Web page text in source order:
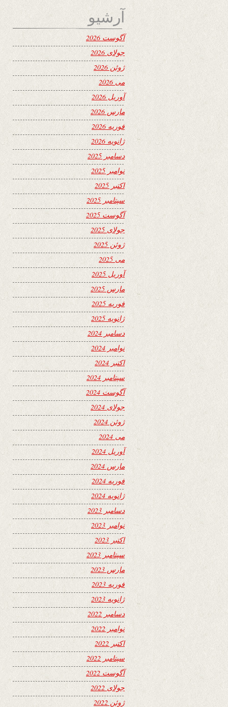
آرشیو
آگوست 2026
جولای 2026
ژوئن 2026
می 2026
آوریل 2026
مارس 2026
فوریه 2026
ژانویه 2026
دسامبر 2025
نوامبر 2025
اکتبر 2025
سپتامبر 2025
آگوست 2025
جولای 2025
ژوئن 2025
می 2025
آوریل 2025
مارس 2025
فوریه 2025
ژانویه 2025
دسامبر 2024
نوامبر 2024
اکتبر 2024
سپتامبر 2024
آگوست 2024
جولای 2024
ژوئن 2024
می 2024
آوریل 2024
مارس 2024
فوریه 2024
ژانویه 2024
دسامبر 2023
نوامبر 2023
اکتبر 2023
سپتامبر 2023
مارس 2023
فوریه 2023
ژانویه 2023
دسامبر 2022
نوامبر 2022
اکتبر 2022
سپتامبر 2022
آگوست 2022
جولای 2022
ژوئن 2022